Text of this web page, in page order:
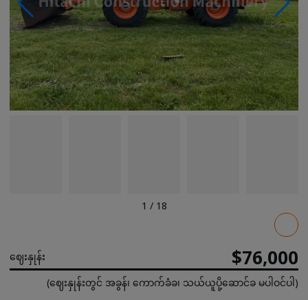
1 / 18
ဈေးနှုန်း $76,000
(ဈေးနှုန်းတွင် အခွန်၊ ကောက်ခံခ၊ သယ်ယူပို့ဆောင်ခ မပါဝင်ပါ)